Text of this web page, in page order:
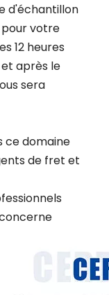
d'échantillon
votre
12 heures
après le
sera
ce domaine
de fret et